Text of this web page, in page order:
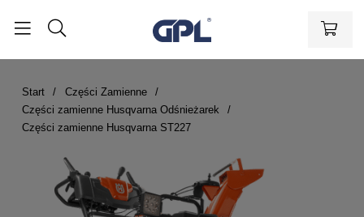
Start
Części Zamienne
Części zamienne Husqvarna Odśnieżarek
Części zamienne Husqvarna ST227